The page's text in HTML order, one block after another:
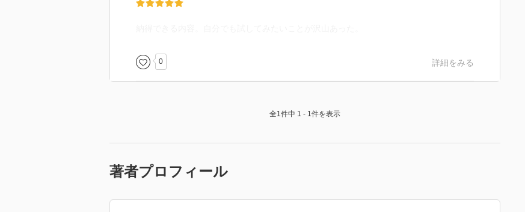
0 詳細をみる
全1件中 1 - 1件を表示
著者プロフィール